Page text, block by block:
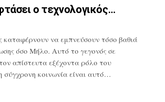
ο τεχνολογικός…
καταφέρνουν ναεμπνεύσουν τόσο βαθιά
όσο Μήλο. Αυτό το γεγονός σε
απίστευτα εξέχοντα ρόλο του
σύγχρονη κοινωνία είναι αυτό…